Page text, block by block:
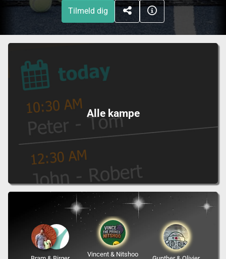
Tilmeld dig
Alle kampe
Vincent & Nitshoo